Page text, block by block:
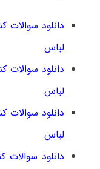
لباس
لباس
لباس